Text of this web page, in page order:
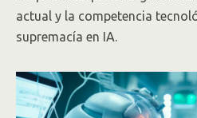
actual y la competencia
supremacía en IA.